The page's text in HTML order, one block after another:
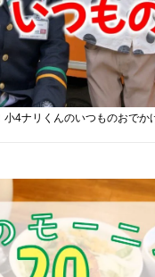
小4ナリくんのいつものおで